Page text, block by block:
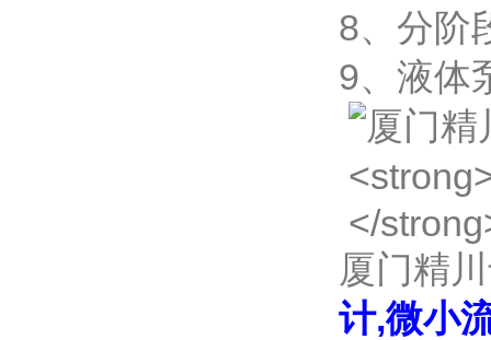
8、分阶
9、液体
厦门精
计,微小